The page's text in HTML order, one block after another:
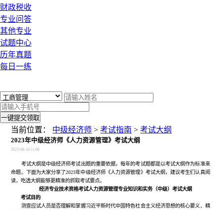
财政税收
专业问答
其他专业
试题中心
历年真题
每日一练
一键提交领取
当前位置： 中级经济师 >考试指南 >考试大纲
2023年中级经济师《人力资源管理》考试大纲
2023-08-10 11:06
考试大纲是中级经济师考试出题的重要依据，每年的考试题都是以考试大纲作为标准来
命题。下面为大家分享了2023年中级经济师《人力资源管理》考试大纲，建议考生们认真阅
读，吃透大纲能够更精准的抓取考试要点。
经济专业技术资格考试人力资源管理专业知识和实务（中级）考试大纲
考试目的
测查应试人员是否理解和掌握习近平新时代中国特色社会主义经济思想的核心要义、精